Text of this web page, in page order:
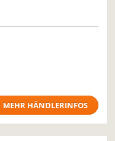
MEHR HÄNDLERINFOS